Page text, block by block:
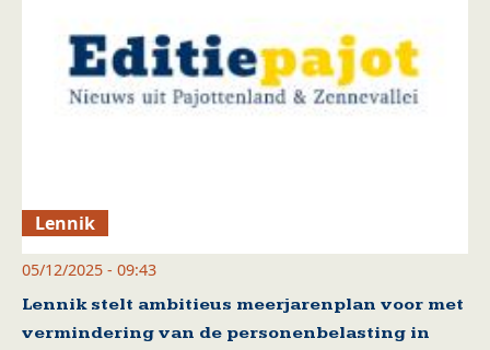
Lennik
05/12/2025 - 09:43
Lennik stelt ambitieus meerjarenplan voor met
vermindering van de personenbelasting in